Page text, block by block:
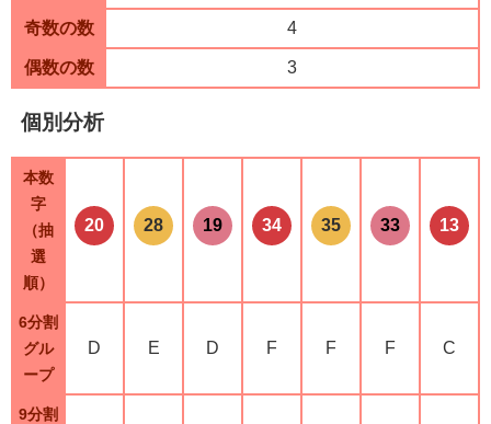
奇数の数 4
偶数の数 3
個別分析
本数
字
（抽
選
順）
20 28 19 34 35 33 13
6分割
グル
ープ
D E D F F F C
9分割